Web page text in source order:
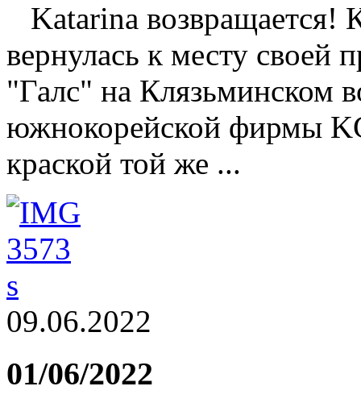
Katarina возвращается!
вернулась к месту
"Галс" на Клязьминском
южнокорейской фирмы
краской той же ...
09.06.2022
01/06/2022